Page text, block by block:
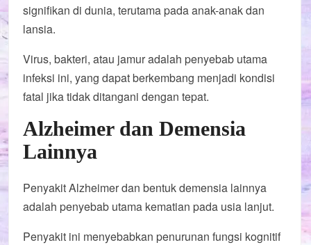
signifikan di dunia, terutama pada anak-anak dan
lansia.
Virus, bakteri, atau jamur adalah penyebab utama
infeksi ini, yang dapat berkembang menjadi kondisi
fatal jika tidak ditangani dengan tepat.
Alzheimer dan Demensia
Lainnya
Penyakit Alzheimer dan bentuk demensia lainnya
adalah penyebab utama kematian pada usia lanjut.
Penyakit ini menyebabkan penurunan fungsi kognitif